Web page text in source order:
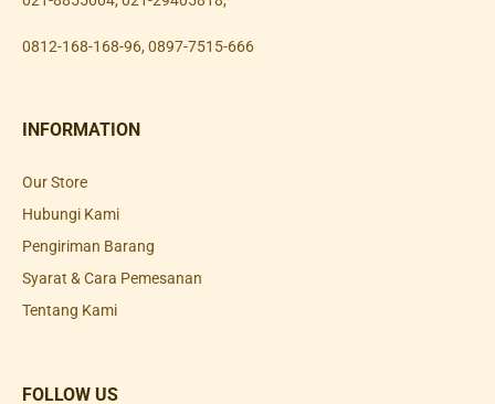
0812-168-168-96, 0897-7515-666
INFORMATION
Our Store
Hubungi Kami
Pengiriman Barang
Syarat & Cara Pemesanan
Tentang Kami
FOLLOW US